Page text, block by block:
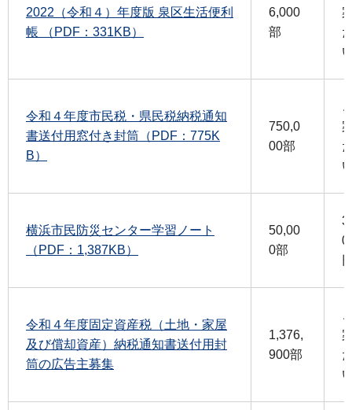
2022（令和４）年度版 泉区生活便利
帳 （PDF：331KB）
6,000
部
令和４年度市民税・県民税納税通知
書送付用窓付き封筒（PDF：775K
B）
750,0
00部
横浜市民防災センター学習ノート
（PDF：1,387KB）
50,00
0部
令和４年度固定資産税（土地・家屋
及び償却資産）納税通知書送付用封
筒の広告主募集
1,376,
900部